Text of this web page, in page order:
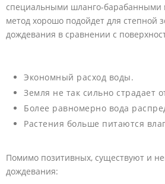
специальными шланго-
метод хорошо подойдет для степной
дождевания в сравнении с
Экономный расход воды.
Земля не так сильно страдает
Более равномерно вода
Растения больше питаются
Помимо позитивных, существуют и
дождевания: